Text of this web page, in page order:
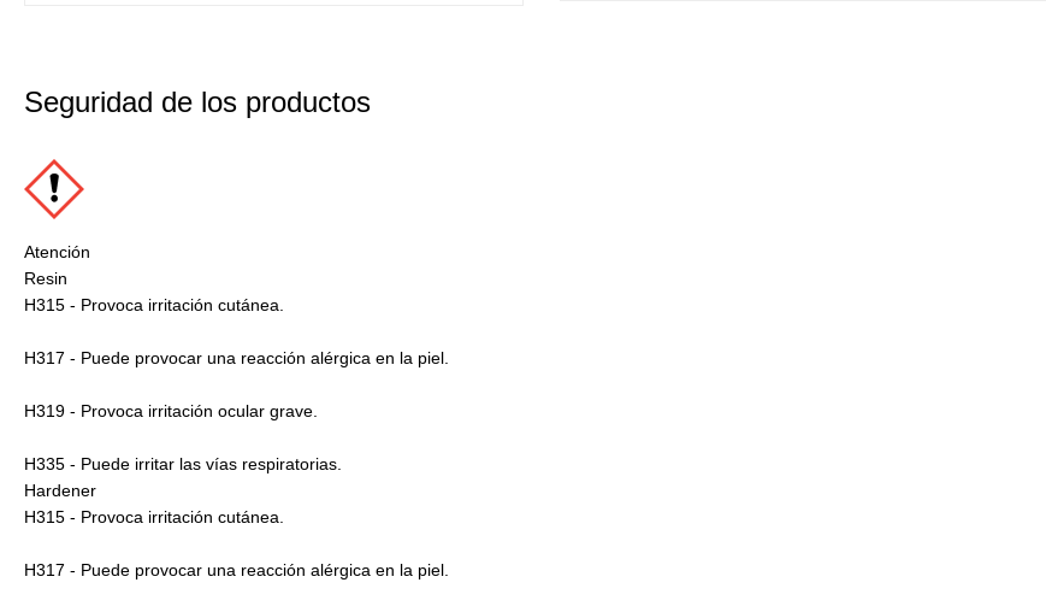
Seguridad de los productos
Atención
Resin
H315 - Provoca irritación cutánea.
H317 - Puede provocar una reacción alérgica en la piel.
H319 - Provoca irritación ocular grave.
H335 - Puede irritar las vías respiratorias.
Hardener
H315 - Provoca irritación cutánea.
H317 - Puede provocar una reacción alérgica en la piel.